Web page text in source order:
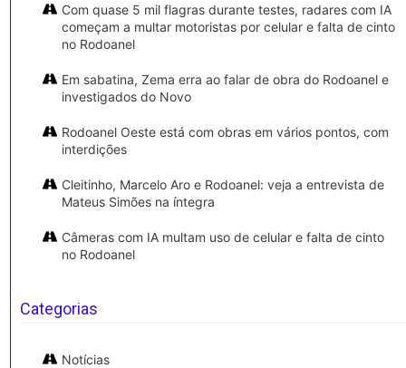
Com quase 5 mil flagras durante testes, radares com IA
começam a multar motoristas por celular e falta de cinto
no Rodoanel
Em sabatina, Zema erra ao falar de obra do Rodoanel e
investigados do Novo
Rodoanel Oeste está com obras em vários pontos, com
interdições
Cleitinho, Marcelo Aro e Rodoanel: veja a entrevista de
Mateus Simões na íntegra
Câmeras com IA multam uso de celular e falta de cinto
no Rodoanel
Categorias
Notícias